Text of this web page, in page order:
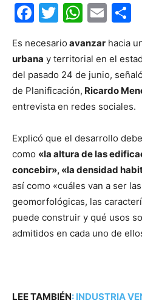
Facebook
Twitter
Es necesario avanzar hacia
urbana y territorial en el
del pasado 24 de junio,
de Planificación, Ricardo
entrevista en redes sociales.
Explicó que el desarrollo
como «la altura de las
concebir», «la densidad
así como «cuáles van a ser
geomorfológicas, las
puede construir y qué usos
admitidos en cada uno de
LEE TAMBIÉN: INDUSTRIA